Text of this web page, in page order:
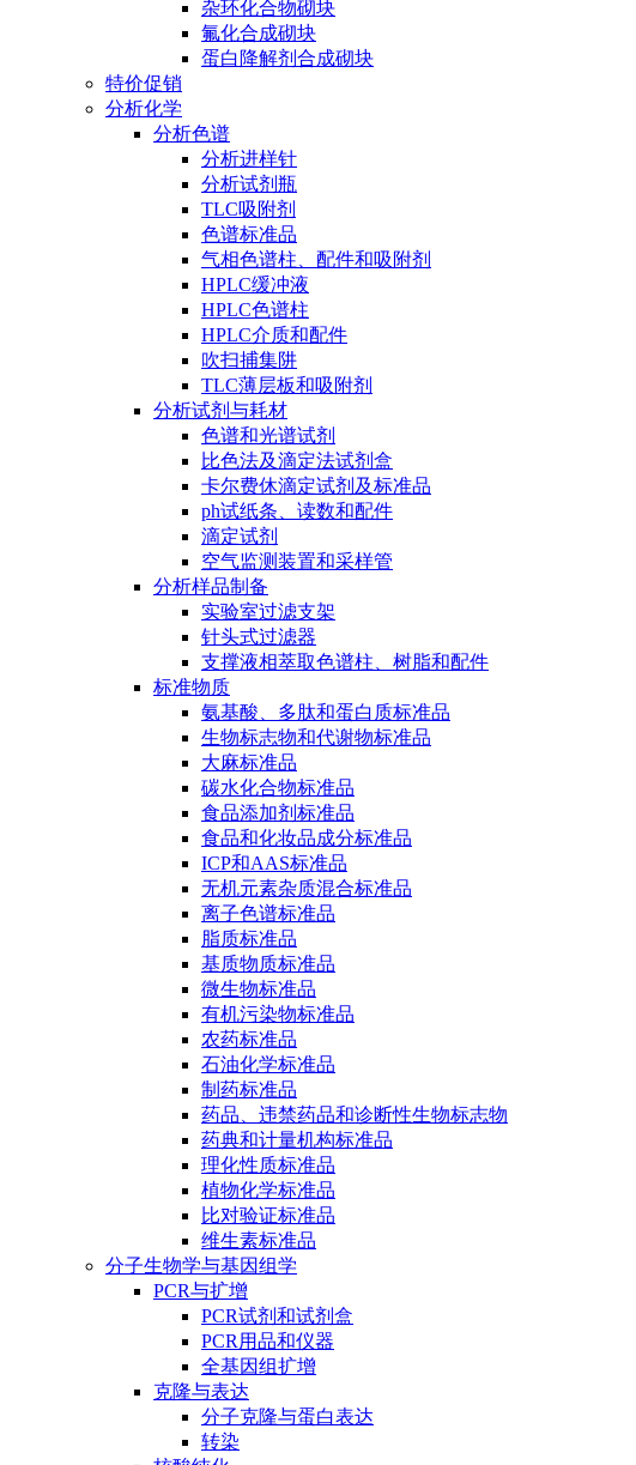
杂环化合物砌块
氟化合成砌块
蛋白降解剂合成砌块
特价促销
分析化学
分析色谱
分析进样针
分析试剂瓶
TLC吸附剂
色谱标准品
气相色谱柱、配件和吸附剂
HPLC缓冲液
HPLC色谱柱
HPLC介质和配件
吹扫捕集阱
TLC薄层板和吸附剂
分析试剂与耗材
色谱和光谱试剂
比色法及滴定法试剂盒
卡尔费休滴定试剂及标准品
ph试纸条、读数和配件
滴定试剂
空气监测装置和采样管
分析样品制备
实验室过滤支架
针头式过滤器
支撑液相萃取色谱柱、树脂和配件
标准物质
氨基酸、多肽和蛋白质标准品
生物标志物和代谢物标准品
大麻标准品
碳水化合物标准品
食品添加剂标准品
食品和化妆品成分标准品
ICP和AAS标准品
无机元素杂质混合标准品
离子色谱标准品
脂质标准品
基质物质标准品
微生物标准品
有机污染物标准品
农药标准品
石油化学标准品
制药标准品
药品、违禁药品和诊断性生物标志物
药典和计量机构标准品
理化性质标准品
植物化学标准品
比对验证标准品
维生素标准品
分子生物学与基因组学
PCR与扩增
PCR试剂和试剂盒
PCR用品和仪器
全基因组扩增
克隆与表达
分子克隆与蛋白表达
转染